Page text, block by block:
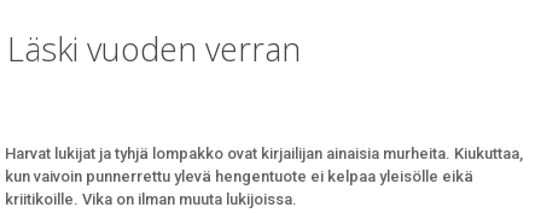
Läski vuoden verran
Harvat lukijat ja tyhjä lompakko ovat kirjailijan ainaisia murheita. Kiukuttaa,
kun vaivoin punnerrettu ylevä hengentuote ei kelpaa yleisölle eikä
kriitikoille. Vika on ilman muuta lukijoissa.